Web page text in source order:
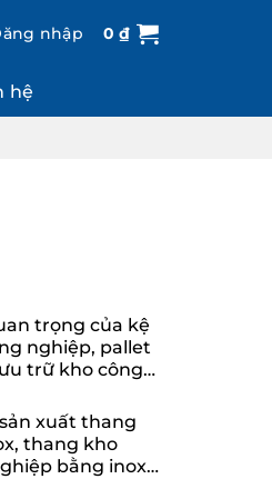
nhập 0₫
hệ
trọng của kệ
nghiệp, pallet
trữ kho công
xuất thang
thang kho
bằng inox